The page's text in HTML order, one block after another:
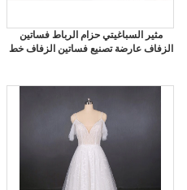
مثير السباغيتي حزام الرباط فساتين
الزفاف عارضة تصنيع فساتين الزفاف خط